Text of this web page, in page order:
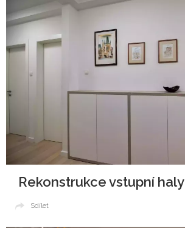
Rekonstrukce vstupní haly
Sdílet